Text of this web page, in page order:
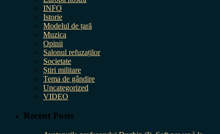
INFO
Istorie
Modelul de țară
Muzica
Opinii
Salonul refuzaților
Societate
Știri militare
Tema de gândire
Uncategorized
VIDEO
Recent Posts